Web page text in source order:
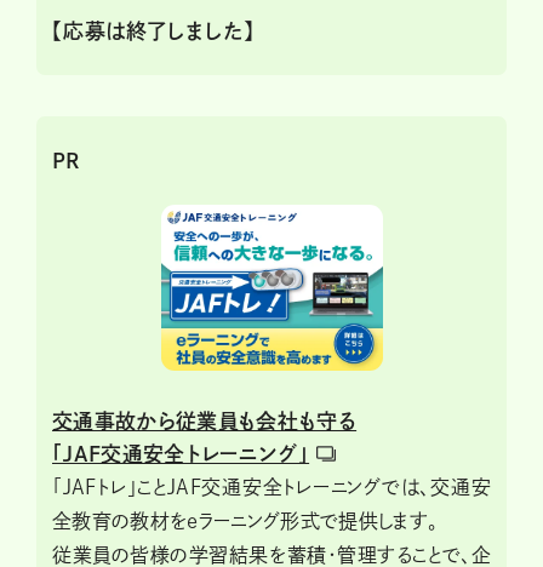
【応募は終了しました】
PR
交通事故から従業員も会社も守る
「JAF交通安全トレーニング」
「JAFトレ」ことJAF交通安全トレーニングでは、交通安
全教育の教材をeラーニング形式で提供します。
従業員の皆様の学習結果を蓄積・管理することで、企